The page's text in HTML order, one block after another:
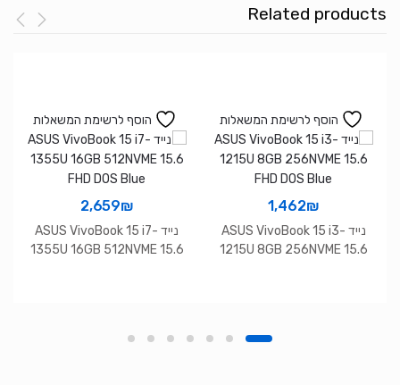
Related products
הוסף לרשימת המשאלות
1,462₪
נייד ASUS VivoBook 15 i3-
1215U 8GB 256NVME 15.6
הוסף לרשימת המשאלות
2,659₪
נייד ASUS VivoBook 15 i7-
1355U 16GB 512NVME 15.6